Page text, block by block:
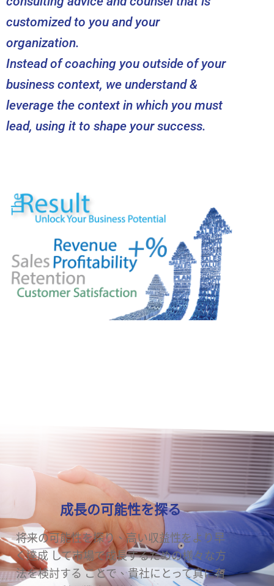
customized to you and your
organization.
Instead of coaching you outside of your
business context, we understand &
leverage the context in which you must
lead, using it to shape your success.
成長の可能性を探る
将来の可能性を探り、高い収益性をより早
く達成 して市場で成長するための様々な方
法を検討する ことで、貴社にとって真に有